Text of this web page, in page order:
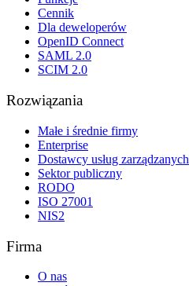
Cennik
Dla deweloperów
OpenID Connect
SAML 2.0
SCIM 2.0
Rozwiązania
Małe i średnie firmy
Enterprise
Dostawcy usług zarządzanych
Sektor publiczny
RODO
ISO 27001
NIS2
Firma
O nas